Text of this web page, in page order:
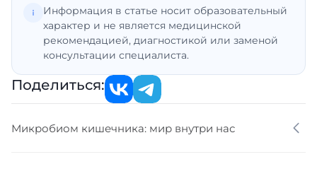
Информация в статье носит образовательный
характер и не является медицинской
рекомендацией, диагностикой или заменой
консультации специалиста.
Поделиться:
Микробиом кишечника: мир внутри нас